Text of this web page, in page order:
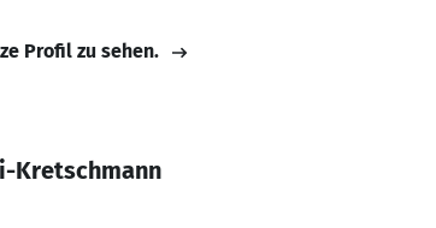
Profil zu sehen.
Kretschmann